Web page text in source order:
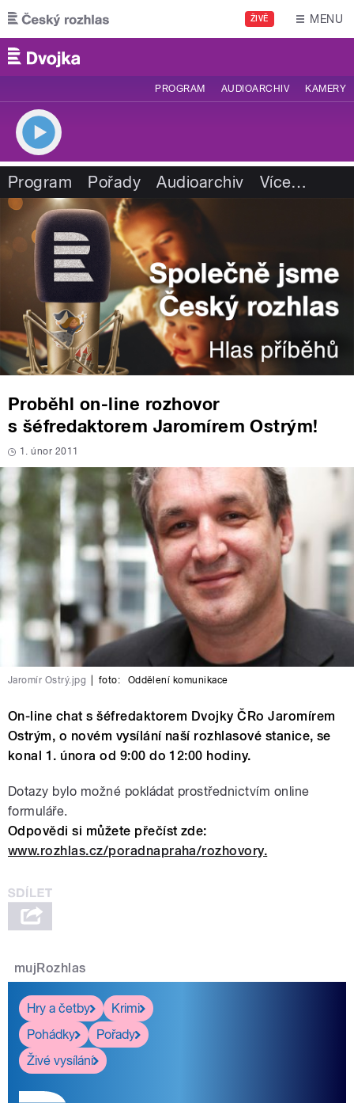
Přejít k hlavnímu obsahu
ŽIVĚ MENU
PROGRAM AUDIOARCHIV KAMERY
Program Pořady Audioarchiv Více…
Proběhl on-line rozhovor
s šéfredaktorem Jaromírem Ostrým!
1. únor 2011
Jaromír Ostrý.jpg foto: Oddělení komunikace
On-line chat s šéfredaktorem Dvojky ČRo Jaromírem
Ostrým, o novém vysílání naší rozhlasové stanice, se
konal 1. února od 9:00 do 12:00 hodiny.
Dotazy bylo možné pokládat prostřednictvím online
formuláře.
Odpovědi si můžete přečíst zde:
www.rozhlas.cz/poradnapraha/rozhovory.
mujRozhlas
Hry a četby
Krimi
Pohádky
Pořady
Živé vysílání